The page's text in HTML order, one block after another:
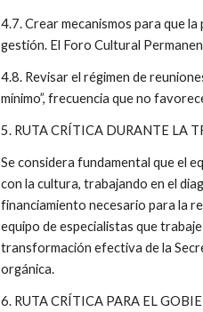
4.7. Crear mecanismos para que
gestión. El Foro Cultural
4.8. Revisar el régimen de
mínimo”, frecuencia que no
5. RUTA CRÍTICA DURANTE LA
Se considera fundamental que el
con la cultura, trabajando en el
financiamiento necesario para la
equipo de especialistas que
transformación efectiva de la
orgánica.
6. RUTA CRÍTICA PARA EL